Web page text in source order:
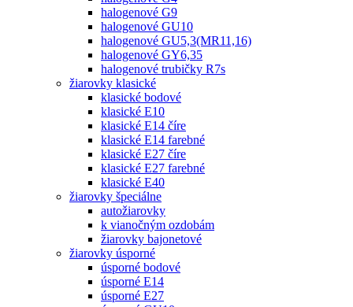
halogenové G9
halogenové GU10
halogenové GU5,3(MR11,16)
halogenové GY6,35
halogenové trubičky R7s
žiarovky klasické
klasické bodové
klasické E10
klasické E14 číre
klasické E14 farebné
klasické E27 číre
klasické E27 farebné
klasické E40
žiarovky špeciálne
autožiarovky
k vianočným ozdobám
žiarovky bajonetové
žiarovky úsporné
úsporné bodové
úsporné E14
úsporné E27